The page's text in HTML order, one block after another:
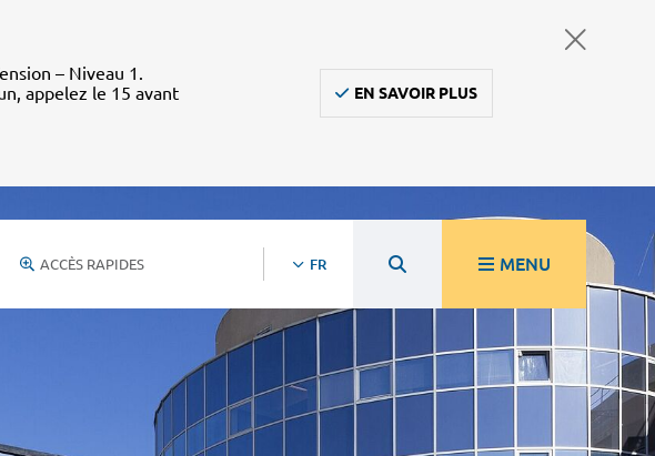
– Niveau 1.
appelez le 15 avant
EN SAVOIR PLUS
ACCÈS RAPIDES FR MENU